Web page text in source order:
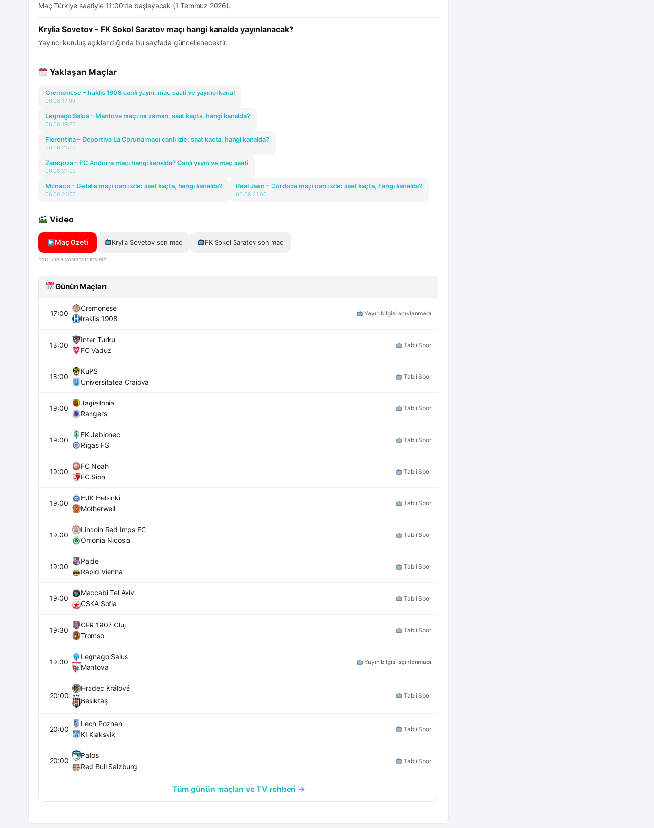
Maç Türkiye saatiyle 11:00’de başlayacak (1 Temmuz 2026).
Krylia Sovetov - FK Sokol Saratov maçı hangi kanalda yayınlanacak?
Yayıncı kuruluş açıklandığında bu sayfada güncellenecektir.
Yaklaşan Maçlar
Cremonese – Iraklis 1908 canlı yayın: maç saati ve yayıncı kanal
06.08 17:00
Legnago Salus – Mantova maçı ne zaman, saat kaçta, hangi kanalda?
06.08 19:30
Fiorentina – Deportivo La Coruna maçı canlı izle: saat kaçta, hangi kanalda?
06.08 21:00
Zaragoza – FC Andorra maçı hangi kanalda? Canlı yayın ve maç saati
06.08 21:00
Monaco – Getafe maçı canlı izle: saat kaçta, hangi kanalda?
06.08 21:00
Real Jaén – Cordoba maçı canlı izle: saat kaçta, hangi kanalda?
06.08 21:00
Video
Maç Özeti Krylia Sovetov son maç FK Sokol Saratov son maç
YouTube'a yönlendirilirsiniz.
Günün Maçları
17:00
Cremonese
Iraklis 1908
Yayın bilgisi açıklanmadı
18:00
Inter Turku
FC Vaduz
Tabii Spor
18:00
KuPS
Universitatea Craiova
Tabii Spor
19:00
Jagiellonia
Rangers
Tabii Spor
19:00
FK Jablonec
Rīgas FS
Tabii Spor
19:00
FC Noah
FC Sion
Tabii Spor
19:00
HJK Helsinki
Motherwell
Tabii Spor
19:00
Lincoln Red Imps FC
Omonia Nicosia
Tabii Spor
19:00
Paide
Rapid Vienna
Tabii Spor
19:00
Maccabi Tel Aviv
CSKA Sofia
Tabii Spor
19:30
CFR 1907 Cluj
Tromso
Tabii Spor
19:30
Legnago Salus
Mantova
Yayın bilgisi açıklanmadı
20:00
Hradec Králové
Beşiktaş
Tabii Spor
20:00
Lech Poznan
KI Klaksvik
Tabii Spor
20:00
Pafos
Red Bull Salzburg
Tabii Spor
Tüm günün maçları ve TV rehberi →